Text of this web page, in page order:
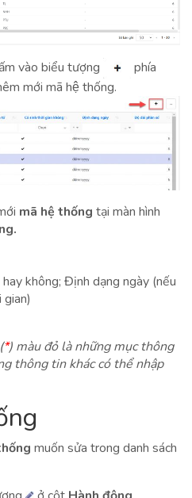
vào biểu tượng
phía
mới mã hệ thống.
mã hệ thống tại màn hình
không; Định dạng ngày (nếu
*) màu đỏ là những mục thông
thông tin khác có thể nhập
muốn sửa trong danh sách